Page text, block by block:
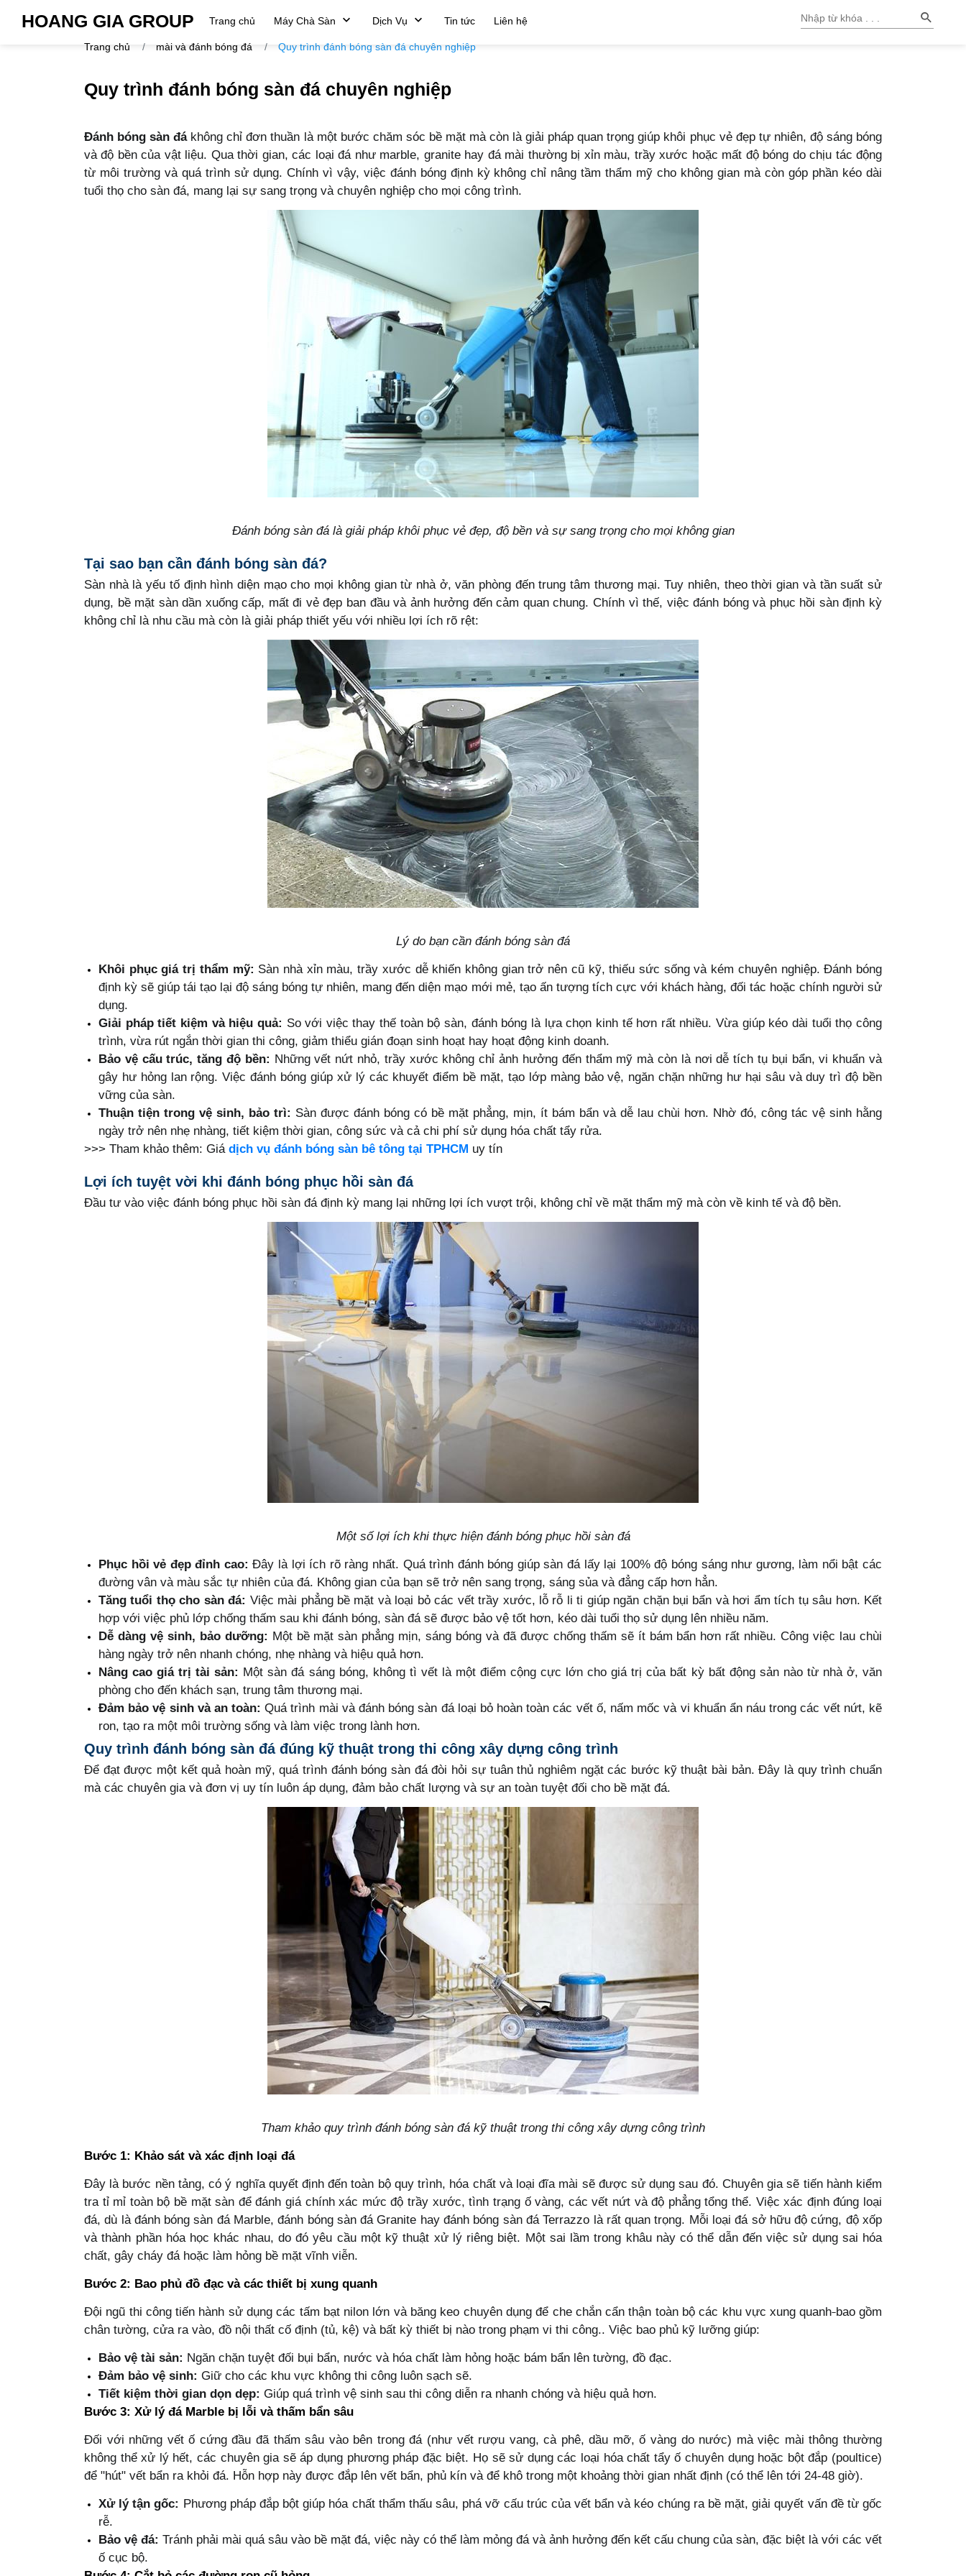
HOANG GIA GROUP Trang chủ Máy Chà Sàn Dịch Vụ Tin tức Liên hệ
Trang chủ mài và đánh bóng đá Quy trình đánh bóng sàn đá chuyên nghiệp
Quy trình đánh bóng sàn đá chuyên nghiệp
Đánh bóng sàn đákhông chỉ đơn thuần là một bước chăm sóc bề mặt mà còn là giải pháp quan trọng giúp khôi phục vẻ đẹp tự nhiên, độ sáng bóng
và độ bền của vật liệu. Qua thời gian, các loại đá như marble, granite hay đá mài thường bị xỉn màu, trầy xước hoặc mất độ bóng do chịu tác động
từ môi trường và quá trình sử dụng. Chính vì vậy, việc đánh bóng định kỳ không chỉ nâng tầm thẩm mỹ cho không gian mà còn góp phần kéo dài
tuổi thọ cho sàn đá, mang lại sự sang trọng và chuyên nghiệp cho mọi công trình.
Đánh bóng sàn đá là giải pháp khôi phục vẻ đẹp, độ bền và sự sang trọng cho mọi không gian
Tại sao bạn cần đánh bóng sàn đá?
Sàn nhà là yếu tố định hình diện mạo cho mọi không gian từ nhà ở, văn phòng đến trung tâm thương mại. Tuy nhiên, theo thời gian và tần suất sử
dụng, bề mặt sàn dần xuống cấp, mất đi vẻ đẹp ban đầu và ảnh hưởng đến cảm quan chung. Chính vì thế, việc đánh bóng và phục hồi sàn định kỳ
không chỉ là nhu cầu mà còn là giải pháp thiết yếu với nhiều lợi ích rõ rệt:
Lý do bạn cần đánh bóng sàn đá
Khôi phục giá trị thẩm mỹ: Sàn nhà xỉn màu, trầy xước dễ khiến không gian trở nên cũ kỹ, thiếu sức sống và kém chuyên nghiệp. Đánh bóng
định kỳ sẽ giúp tái tạo lại độ sáng bóng tự nhiên, mang đến diện mạo mới mẻ, tạo ấn tượng tích cực với khách hàng, đối tác hoặc chính người sử
dụng.
Giải pháp tiết kiệm và hiệu quả: So với việc thay thế toàn bộ sàn, đánh bóng là lựa chọn kinh tế hơn rất nhiều. Vừa giúp kéo dài tuổi thọ công
trình, vừa rút ngắn thời gian thi công, giảm thiểu gián đoạn sinh hoạt hay hoạt động kinh doanh.
Bảo vệ cấu trúc, tăng độ bền: Những vết nứt nhỏ, trầy xước không chỉ ảnh hưởng đến thẩm mỹ mà còn là nơi dễ tích tụ bụi bẩn, vi khuẩn và
gây hư hỏng lan rộng. Việc đánh bóng giúp xử lý các khuyết điểm bề mặt, tạo lớp màng bảo vệ, ngăn chặn những hư hại sâu và duy trì độ bền
vững của sàn.
Thuận tiện trong vệ sinh, bảo trì: Sàn được đánh bóng có bề mặt phẳng, mịn, ít bám bẩn và dễ lau chùi hơn. Nhờ đó, công tác vệ sinh hằng
ngày trở nên nhẹ nhàng, tiết kiệm thời gian, công sức và cả chi phí sử dụng hóa chất tẩy rửa.
>>> Tham khảo thêm: Giá dịch vụ đánh bóng sàn bê tông tại TPHCM uy tín
Lợi ích tuyệt vời khi đánh bóng phục hồi sàn đá
Đầu tư vào việc đánh bóng phục hồi sàn đá định kỳ mang lại những lợi ích vượt trội, không chỉ về mặt thẩm mỹ mà còn về kinh tế và độ bền.
Một số lợi ích khi thực hiện đánh bóng phục hồi sàn đá
Phục hồi vẻ đẹp đỉnh cao: Đây là lợi ích rõ ràng nhất. Quá trình đánh bóng giúp sàn đá lấy lại 100% độ bóng sáng như gương, làm nổi bật các
đường vân và màu sắc tự nhiên của đá. Không gian của bạn sẽ trở nên sang trọng, sáng sủa và đẳng cấp hơn hẳn.
Tăng tuổi thọ cho sàn đá: Việc mài phẳng bề mặt và loại bỏ các vết trầy xước, lỗ rỗ li ti giúp ngăn chặn bụi bẩn và hơi ẩm tích tụ sâu hơn. Kết
hợp với việc phủ lớp chống thấm sau khi đánh bóng, sàn đá sẽ được bảo vệ tốt hơn, kéo dài tuổi thọ sử dụng lên nhiều năm.
Dễ dàng vệ sinh, bảo dưỡng: Một bề mặt sàn phẳng mịn, sáng bóng và đã được chống thấm sẽ ít bám bẩn hơn rất nhiều. Công việc lau chùi
hàng ngày trở nên nhanh chóng, nhẹ nhàng và hiệu quả hơn.
Nâng cao giá trị tài sản: Một sàn đá sáng bóng, không tì vết là một điểm cộng cực lớn cho giá trị của bất kỳ bất động sản nào từ nhà ở, văn
phòng cho đến khách sạn, trung tâm thương mại.
Đảm bảo vệ sinh và an toàn: Quá trình mài và đánh bóng sàn đá loại bỏ hoàn toàn các vết ố, nấm mốc và vi khuẩn ẩn náu trong các vết nứt, kẽ
ron, tạo ra một môi trường sống và làm việc trong lành hơn.
Quy trình đánh bóng sàn đá đúng kỹ thuật trong thi công xây dựng công trình
Để đạt được một kết quả hoàn mỹ, quá trình đánh bóng sàn đá đòi hỏi sự tuân thủ nghiêm ngặt các bước kỹ thuật bài bản. Đây là quy trình chuẩn
mà các chuyên gia và đơn vị uy tín luôn áp dụng, đảm bảo chất lượng và sự an toàn tuyệt đối cho bề mặt đá.
Tham khảo quy trình đánh bóng sàn đá kỹ thuật trong thi công xây dựng công trình
Bước 1: Khảo sát và xác định loại đá
Đây là bước nền tảng, có ý nghĩa quyết định đến toàn bộ quy trình, hóa chất và loại đĩa mài sẽ được sử dụng sau đó. Chuyên gia sẽ tiến hành kiểm
tra tỉ mỉ toàn bộ bề mặt sàn để đánh giá chính xác mức độ trầy xước, tình trạng ố vàng, các vết nứt và độ phẳng tổng thể. Việc xác định đúng loại
đá, dù là đánh bóng sàn đá Marble, đánh bóng sàn đá Granite hay đánh bóng sàn đá Terrazzo là rất quan trọng. Mỗi loại đá sở hữu độ cứng, độ xốp
và thành phần hóa học khác nhau, do đó yêu cầu một kỹ thuật xử lý riêng biệt. Một sai lầm trong khâu này có thể dẫn đến việc sử dụng sai hóa
chất, gây cháy đá hoặc làm hỏng bề mặt vĩnh viễn.
Bước 2: Bao phủ đồ đạc và các thiết bị xung quanh
Đội ngũ thi công tiến hành sử dụng các tấm bạt nilon lớn và băng keo chuyên dụng để che chắn cẩn thận toàn bộ các khu vực xung quanh bao gồm
chân tường, cửa ra vào, đồ nội thất cố định (tủ, kệ) và bất kỳ thiết bị nào trong phạm vi thi công.. Việc bao phủ kỹ lưỡng giúp:
Bảo vệ tài sản: Ngăn chặn tuyệt đối bụi bẩn, nước và hóa chất làm hỏng hoặc bám bẩn lên tường, đồ đạc.
Đảm bảo vệ sinh: Giữ cho các khu vực không thi công luôn sạch sẽ.
Tiết kiệm thời gian dọn dẹp: Giúp quá trình vệ sinh sau thi công diễn ra nhanh chóng và hiệu quả hơn.
Bước 3: Xử lý đá Marble bị lỗi và thấm bẩn sâu
Đối với những vết ố cứng đầu đã thấm sâu vào bên trong đá (như vết rượu vang, cà phê, dầu mỡ, ố vàng do nước) mà việc mài thông thường
không thể xử lý hết, các chuyên gia sẽ áp dụng phương pháp đặc biệt. Họ sẽ sử dụng các loại hóa chất tẩy ố chuyên dụng hoặc bột đắp (poultice)
để "hút" vết bẩn ra khỏi đá. Hỗn hợp này được đắp lên vết bẩn, phủ kín và để khô trong một khoảng thời gian nhất định (có thể lên tới 24-48 giờ).
Xử lý tận gốc: Phương pháp đắp bột giúp hóa chất thẩm thấu sâu, phá vỡ cấu trúc của vết bẩn và kéo chúng ra bề mặt, giải quyết vấn đề từ gốc
rễ.
Bảo vệ đá: Tránh phải mài quá sâu vào bề mặt đá, việc này có thể làm mỏng đá và ảnh hưởng đến kết cấu chung của sàn, đặc biệt là với các vết
ố cục bộ.